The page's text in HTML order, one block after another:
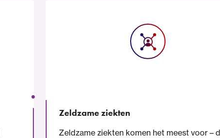
Zeldzame ziekten
Zeldzame ziekten komen het meest voor –